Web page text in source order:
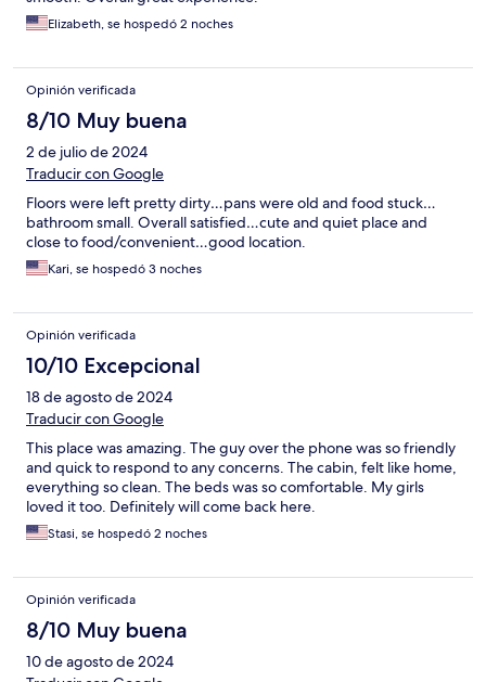
Elizabeth, se hospedó 2 noches
Opinión verificada
8/10 Muy buena
2 de julio de 2024
Traducir con Google
Floors were left pretty dirty…pans were old and food stuck…
bathroom small. Overall satisfied…cute and quiet place and
close to food/convenient…good location.
Kari, se hospedó 3 noches
Opinión verificada
10/10 Excepcional
18 de agosto de 2024
Traducir con Google
This place was amazing. The guy over the phone was so friendly
and quick to respond to any concerns. The cabin, felt like home,
everything so clean. The beds was so comfortable. My girls
loved it too. Definitely will come back here.
Stasi, se hospedó 2 noches
Opinión verificada
8/10 Muy buena
10 de agosto de 2024